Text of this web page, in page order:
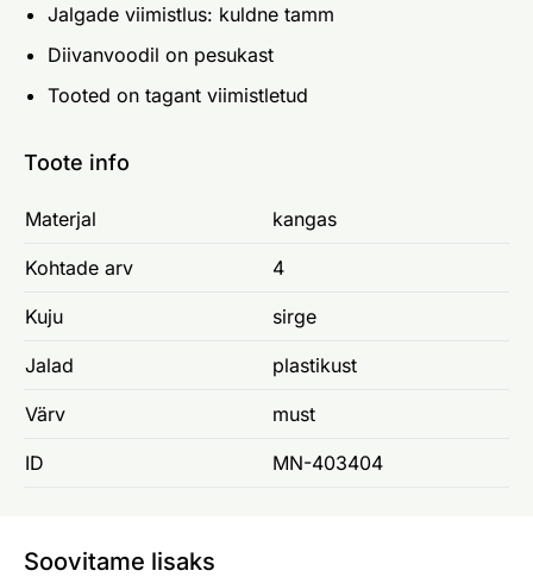
Jalgade viimistlus: kuldne tamm
Diivanvoodil on pesukast
Tooted on tagant viimistletud
Toote info
Materjal kangas
Kohtade arv 4
Kuju sirge
Jalad plastikust
Värv must
ID MN-403404
Soovitame lisaks